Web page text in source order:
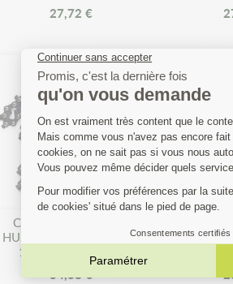
27,72 €
Ajouter au panier
Chaine Kerwood pour
HUSQVARNA 560XP 3/8
1,5 mm 72 maillons
34,38 €